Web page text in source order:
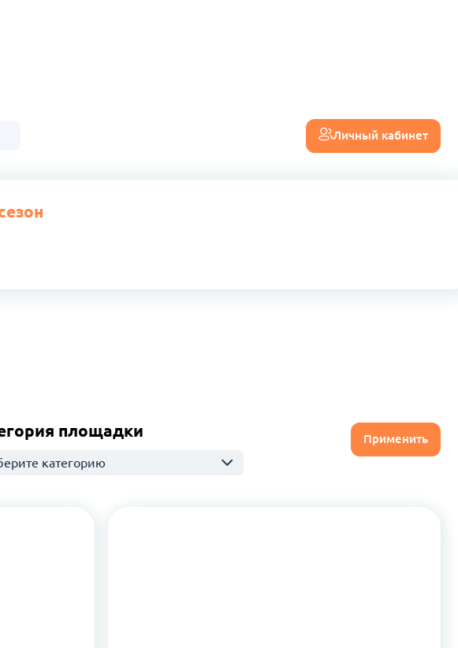
Личный кабинет
площадки
категорию
Применить